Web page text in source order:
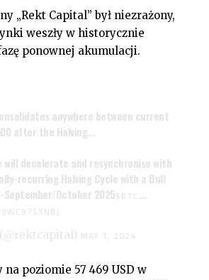
„Rekt Capital” był niezrażony,
weszły w historycznie
ponownej akumulacji.
anywhere between current
after the Halving…
will decelerate and resynchronise with
recurring Halving Cycle with a Bull
October 2025$BTC …
MAY 1, 2024
na poziomie 57 469 USD w